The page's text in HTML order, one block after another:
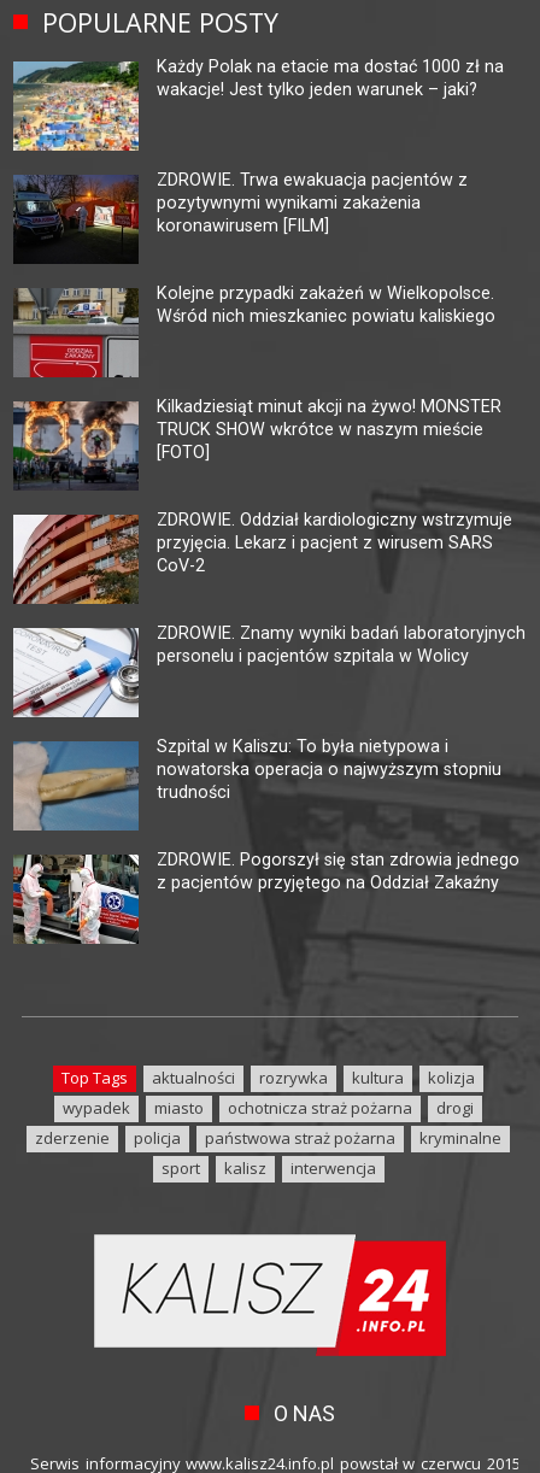
POPULARNE POSTY
Każdy Polak na etacie ma dostać 1000 zł na
wakacje! Jest tylko jeden warunek – jaki?
ZDROWIE. Trwa ewakuacja pacjentów z
pozytywnymi wynikami zakażenia
koronawirusem [FILM]
Kolejne przypadki zakażeń w Wielkopolsce.
Wśród nich mieszkaniec powiatu kaliskiego
Kilkadziesiąt minut akcji na żywo! MONSTER
TRUCK SHOW wkrótce w naszym mieście
[FOTO]
ZDROWIE. Oddział kardiologiczny wstrzymuje
przyjęcia. Lekarz i pacjent z wirusem SARS
CoV-2
ZDROWIE. Znamy wyniki badań laboratoryjnych
personelu i pacjentów szpitala w Wolicy
Szpital w Kaliszu: To była nietypowa i
nowatorska operacja o najwyższym stopniu
trudności
ZDROWIE. Pogorszył się stan zdrowia jednego
z pacjentów przyjętego na Oddział Zakaźny
Top Tags aktualności rozrywka kultura
kolizja
wypadek
miasto ochotnicza straż pożarna
drogi
zderzenie
policja państwowa straż pożarna
kryminalne
sport
kalisz interwencja
O NAS
Serwis informacyjny www.kalisz24.info.pl powstał w czerwcu 2015